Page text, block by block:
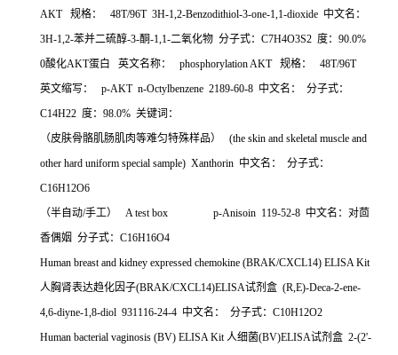
AKT 规格： 48T/96T 3H-1,2-Benzodithiol-3-one-1,1-dioxide 中文名：
3H-1,2-苯并二硫醇-3-酮-1,1-二氧化物 分子式： C7H4O3S2 度： 90.0%
0酸化AKT蛋白 英文名称： phosphorylation AKT 规格：
48T/96T
英文缩写：
p-AKT n-Octylbenzene 2189-60-8 中文名：
分子式：
C14H22 度： 98.0% 关键词：
（皮肤骨骼肌肠肌肉等难匀特殊样品）
(the skin and skeletal muscle and
other hard uniform special sample) Xanthorin 中文名：
分子式：
C16H12O6
（半自动/手工） A test box p-Anisoin 119-52-8 中文名：对茴
香偶姻 分子式： C16H16O4
Human breast and kidney expressed chemokine (BRAK/CXCL14) ELISA Kit
人胸肾表达趋化因子(BRAK/CXCL14)ELISA试剂盒 (R,E)-Deca-2-ene-
4,6-diyne-1,8-diol 931116-24-4 中文名： 分子式： C10H12O2
Human bacterial vaginosis (BV) ELISA Kit人细菌(BV)ELISA试剂盒 2-(2'-